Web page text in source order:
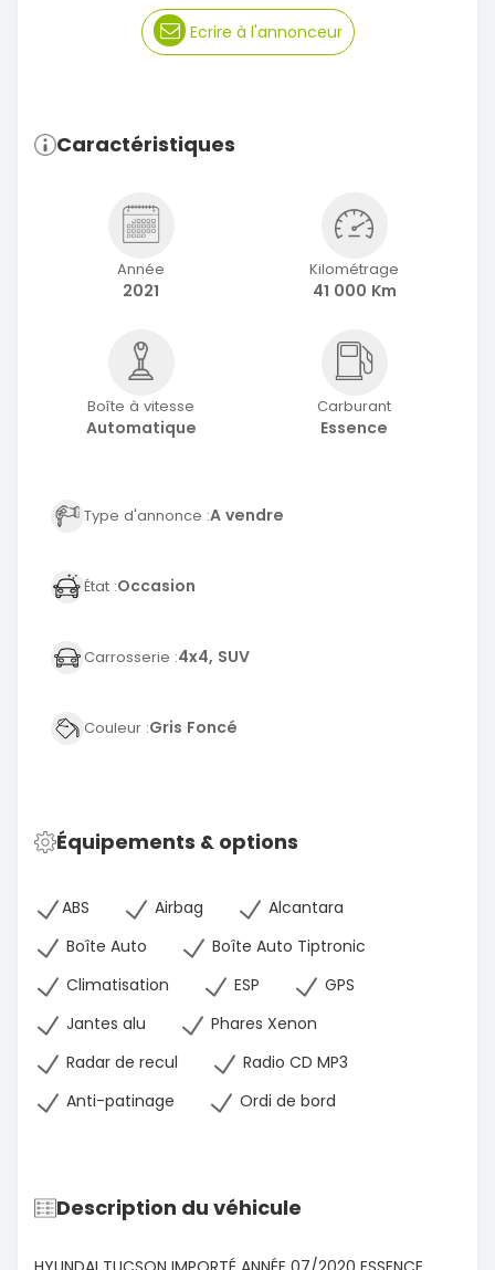
Ecrire à l'annonceur
Caractéristiques
Année
2021
Kilométrage
41 000 Km
Boîte à vitesse
Automatique
Carburant
Essence
Type d'annonce :A vendre
État :Occasion
Carrosserie :4x4, SUV
Couleur :Gris Foncé
Équipements & options
ABS Airbag
Alcantara
Boîte Auto
Boîte Auto Tiptronic
Climatisation
ESP
GPS
Jantes alu
Phares Xenon
Radar de recul
Radio CD MP3
Anti-patinage
Ordi de bord
Description du véhicule